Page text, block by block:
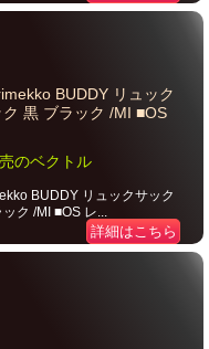
BUDDY リュック
黒 ブラック /MI ■OS
のベクトル
BUDDY リュックサック
ク /MI ■OS レ...
詳細はこちら